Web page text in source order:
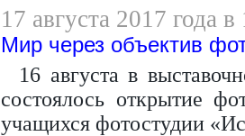
17 августа 2017 года
Мир через объектив
16 августа в
состоялось открытие
учащихся фотостудии